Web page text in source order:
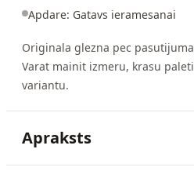
Apdare: Gatavs ieramesanai
Originala glezna pec
Varat mainit izmeru, krasu
variantu.
Apraksts